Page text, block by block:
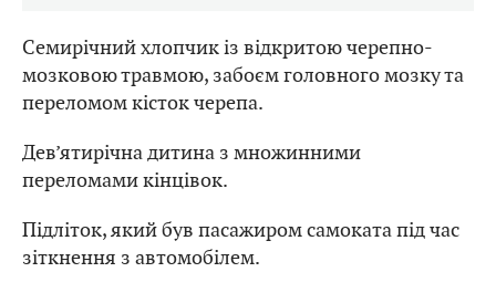
Семирічний хлопчик із відкритою черепно-
мозковою травмою, забоєм головного мозку та
переломом кісток черепа.
Дев’ятирічна дитина з множинними
переломами кінцівок.
Підліток, який був пасажиром самоката під час
зіткнення з автомобілем.